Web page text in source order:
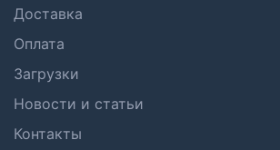
Доставка
Оплата
Загрузки
Новости и статьи
Контакты